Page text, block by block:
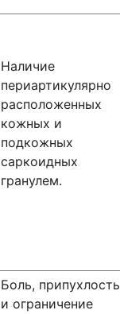
Наличие
периартикулярно
расположенных
кожных и
подкожных
саркоидных
гранулем.
Боль, припухлость
и ограничение